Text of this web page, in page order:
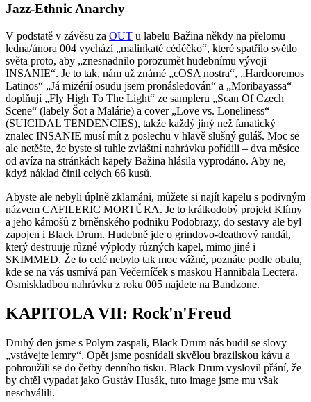
Jazz-Ethnic Anarchy
V podstatě v závěsu za OUT u labelu Bažina někdy na přelomu
ledna/února 004 vychází „malinkaté cédéčko“, které spatřilo světlo
světa proto, aby „znesnadnilo porozumět hudebnímu vývoji
INSANIE“. Je to tak, nám už známé „cOSA nostra“, „Hardcoremos
Latinos“ „Já mizérií osudu jsem pronásledován“ a „Moribayassa“
doplňují „Fly High To The Light“ ze sampleru „Scan Of Czech
Scene“ (labely Šot a Malárie) a cover „Love vs. Loneliness“
(SUICIDAL TENDENCIES), takže každý jiný než fanatický
znalec INSANIE musí mít z poslechu v hlavě slušný guláš. Moc se
ale netěšte, že byste si tuhle zvláštní nahrávku pořídili – dva měsíce
od avíza na stránkách kapely Bažina hlásila vyprodáno. Aby ne,
když náklad činil celých 66 kusů.
Abyste ale nebyli úplně zklamáni, můžete si najít kapelu s podivným
názvem CAFILERIC MORTŮRA. Je to krátkodobý projekt Klímy
a jeho kámošů z brněnského podniku Podobrazy, do sestavy ale byl
zapojen i Black Drum. Hudebně jde o grindovo-deathový randál,
který destruuje různé výplody různých kapel, mimo jiné i
SKIMMED. Že to celé nebylo tak moc vážné, poznáte podle obalu,
kde se na vás usmívá pan Večerníček s maskou Hannibala Lectera.
Osmiskladbou nahrávku z roku 005 najdete na Bandzone.
KAPITOLA VII: Rock'n'Freud
Druhý den jsme s Polym zaspali, Black Drum nás budil se slovy
„vstávejte lemry“. Opět jsme posnídali skvělou brazilskou kávu a
pohroužili se do četby denního tisku. Black Drum vyslovil přání, že
by chtěl vypadat jako Gustáv Husák, tuto image jsme mu však
neschválili.